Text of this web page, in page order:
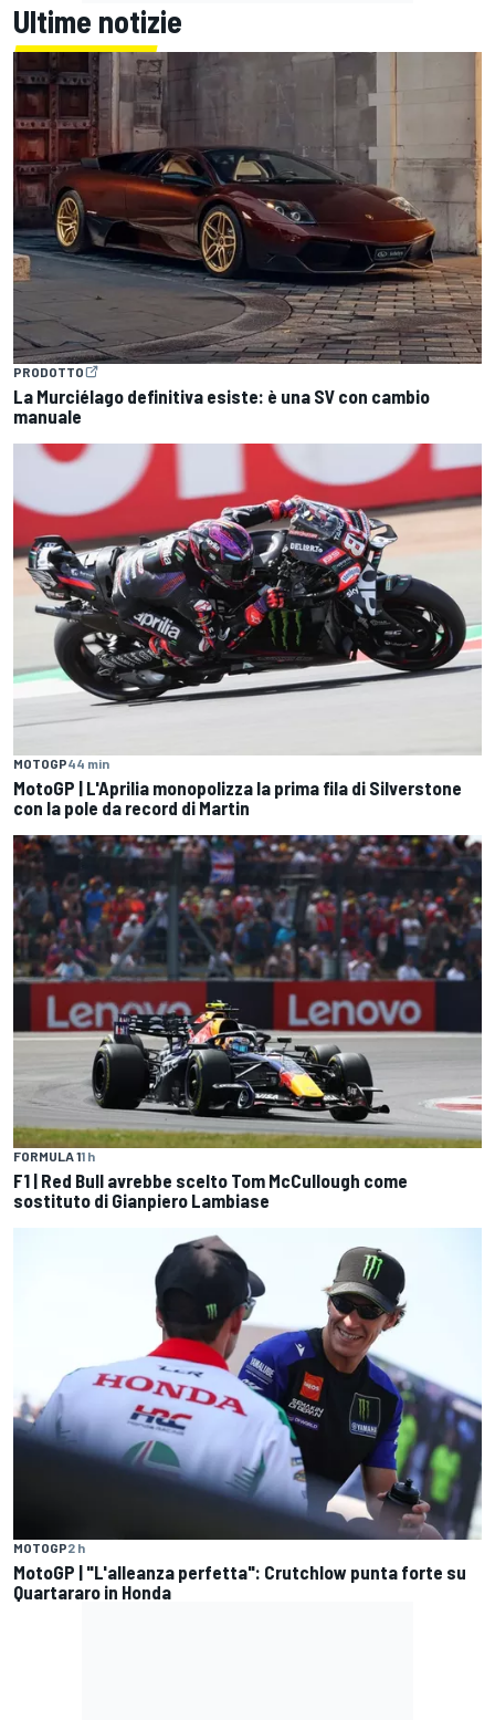
Ultime notizie
PRODOTTO
La Murciélago definitiva esiste: è una SV con cambio
manuale
MOTOGP44 min
MotoGP | L'Aprilia monopolizza la prima fila di Silverstone
con la pole da record di Martin
FORMULA 11 h
F1 | Red Bull avrebbe scelto Tom McCullough come
sostituto di Gianpiero Lambiase
MOTOGP2 h
MotoGP | "L'alleanza perfetta": Crutchlow punta forte su
Quartararo in Honda